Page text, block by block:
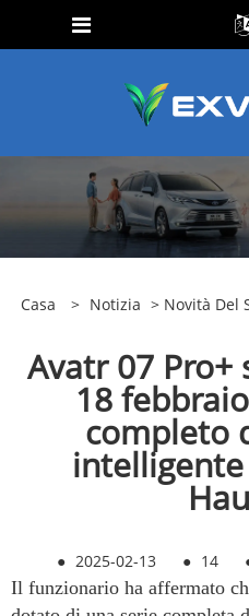
Casa > Notizia > Novità Del
Avatr 07 Pro+
18
completo
● 2025-02-13 ● 14
Il funzionario ha affermato